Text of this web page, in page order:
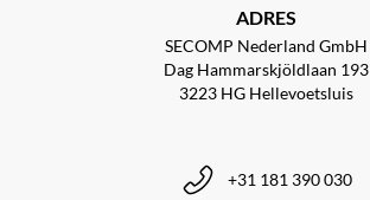
ADRES
SECOMP Nederland GmbH
Dag Hammarskjöldlaan 193
3223 HG Hellevoetsluis
+31 181 390 030